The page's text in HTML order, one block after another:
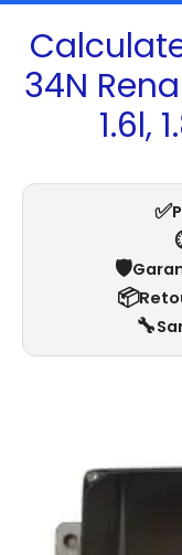
34N
1.6l,
✅
🛡️
📦
🔧